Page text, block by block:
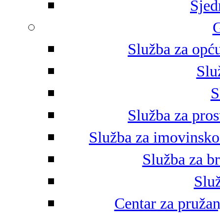
Služba za
Služba za
Služba za
Služba za
Centar za